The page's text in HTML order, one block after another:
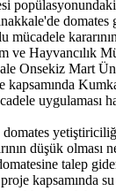
kararının
ve Hayvancılık
Onsekiz Mart
kapsamında
uygulaması
düşük olması
talep
kapsamında